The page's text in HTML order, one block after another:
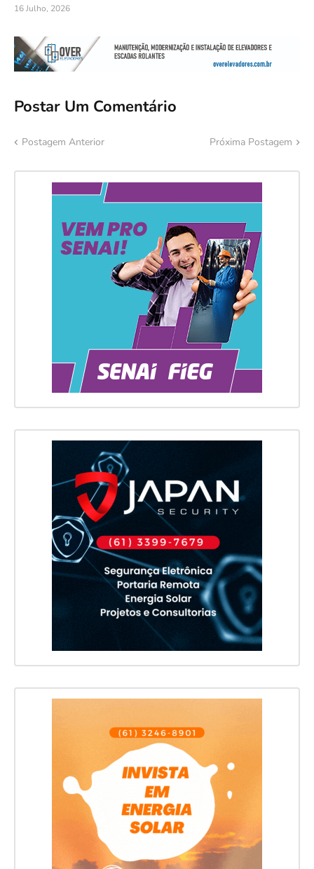
16 Julho, 2026
Postar Um Comentário
Postagem Anterior Próxima Postagem